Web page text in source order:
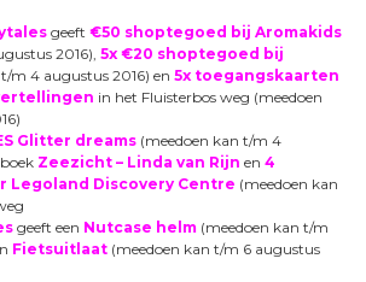
geeft €50 shoptegoed bij Aromakids
2016), 5x €20 shoptegoed bij
m 4 augustus 2016) en 5x toegangskaarten
in het Fluisterbos weg (meedoen
Glitter dreams (meedoen kan t/m 4
Zeezicht – Linda van Rijn en 4
Legoland Discovery Centre (meedoen kan
geeft een Nutcase helm (meedoen kan t/m
Fietsuitlaat (meedoen kan t/m 6 augustus